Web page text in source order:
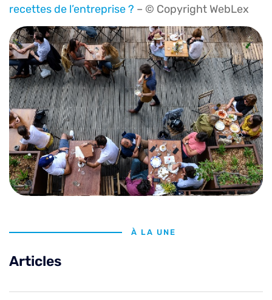
recettes de l’entreprise ? – © Copyright WebLex
À LA UNE
Articles